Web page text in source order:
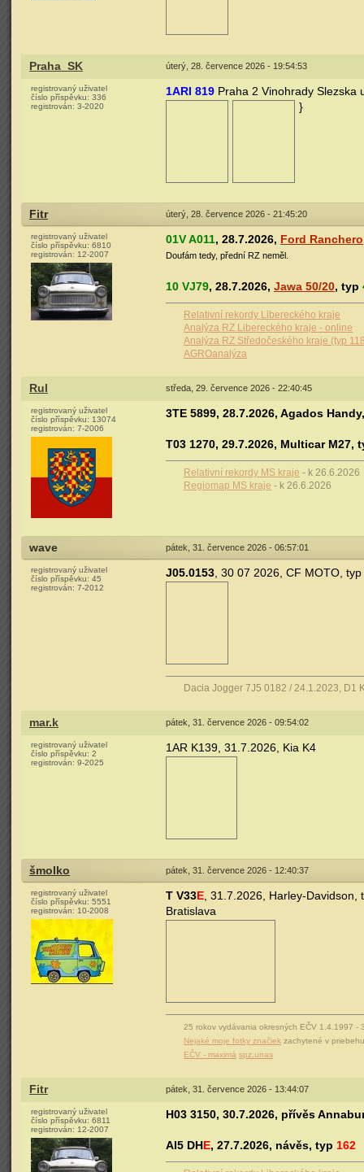
Praha_SK úterý, 28. července 2026 - 19:54:53
registrovaný uživatel
číslo příspěvku: 336
registrován: 3-2020
1ARI 819 Praha 2 Vinohrady Slezska
}
Fitr úterý, 28. července 2026 - 21:45:20
registrovaný uživatel
číslo příspěvku: 6810
registrován: 12-2007
01V A011, 28.7.2026, Ford Ranchero
Doufám tedy, přední RZ neměl.
10 VJ79, 28.7.2026, Jawa 50/20, typ
Relativní rekordy Libereckého kraje
Analýza RZ Libereckého kraje - online
Analýza RZ Středočeského kraje (typ
AGROanalýza
Rul středa, 29. července 2026 - 22:40:45
registrovaný uživatel
číslo příspěvku: 13074
registrován: 7-2006
3TE 5899, 28.7.2026, Agados
T03 1270, 29.7.2026, Multicar M27,
Relativní rekordy MS kraje - k 26.6.2026
Regiomap MS kraje - k 26.6.2026
wave pátek, 31. července 2026 - 06:57:01
registrovaný uživatel
číslo příspěvku: 45
registrován: 7-2012
J05.0153 , 30 07 2026, CF MOTO,
Dacia Jogger 7J5 0182 / 24.1.2023, D1
mar.k pátek, 31. července 2026 - 09:54:02
registrovaný uživatel
číslo příspěvku: 2
registrován: 9-2025
1AR K139, 31.7.2026, Kia K4
šmolko pátek, 31. července 2026 - 12:40:37
registrovaný uživatel
číslo příspěvku: 5551
registrován: 10-2008
T V33E , 31.7.2026, Harley-Davidson,
Bratislava
25 rokov vydávania okresných EČV 1.4.1997
Nejaké moje fotky značiek zachytené v
EČV - maximá spz.unas
Fitr pátek, 31. července 2026 - 13:44:07
registrovaný uživatel
číslo příspěvku: 6811
registrován: 12-2007
H03 3150, 30.7.2026, přívěs
AI5 DHE, 27.7.2026, návěs, typ 162